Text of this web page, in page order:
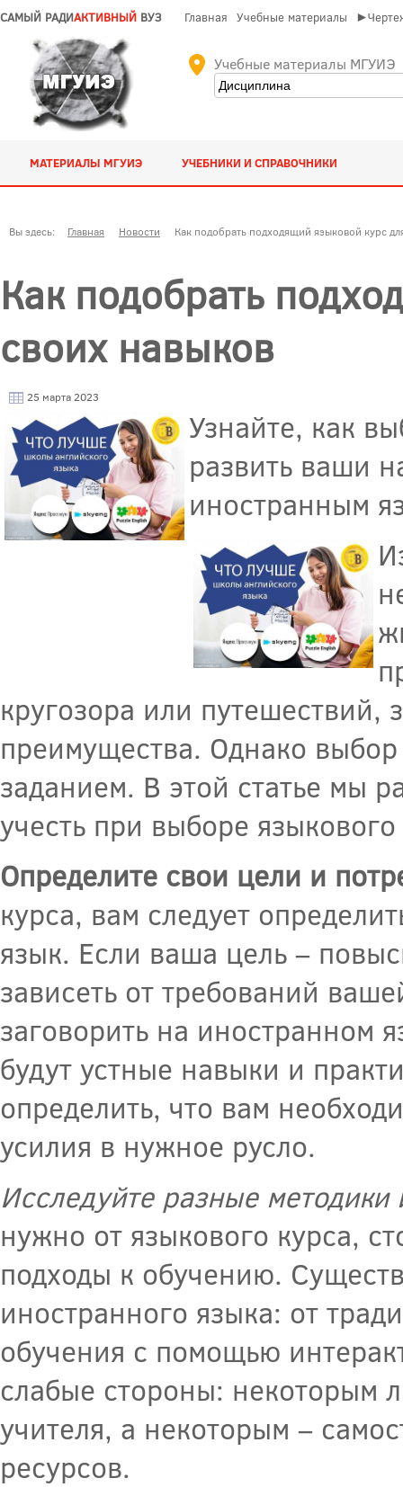
САМЫЙ РАДИАКТИВНЫЙ ВУЗ Главная Учебные материалы
Учебные материалы МГУИЭ
МАТЕРИАЛЫ МГУИЭ УЧЕБНИКИ И СПРАВОЧНИКИ
Вы здесь: Главная Новости Как подобрать подходящий языковой курс
Как подобрать
своих навыков
25 марта 2023
Узнайте, как
развить ваши
иностранным
кругозора или
преимущества. Однако
заданием. В этой статье мы
учесть при выборе
Определите свои цели и
курса, вам следует
язык. Если ваша цель –
зависеть от требований
заговорить на иностранном
будут устные навыки и
определить, что вам
усилия в нужное русло.
Исследуйте разные
нужно от языкового курса,
подходы к обучению.
иностранного языка: от
обучения с помощью
слабые стороны: некоторым
учителя, а некоторым –
ресурсов.